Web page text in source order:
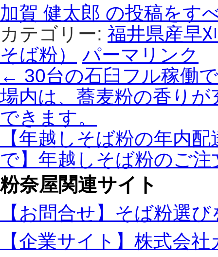
加賀 健太郎 の投稿をす
カテゴリー: 福井県産早
そば粉）
パーマリンク
← 30台の石臼フル稼働
場内は、蕎麦粉の香り
できます。
【年越しそば粉の年内
で】年越しそば粉のご
粉奈屋関連サイト
【お問合せ】そば粉選
【企業サイト】株式会